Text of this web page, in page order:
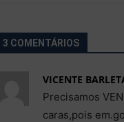
3 COMENTÁRIOS
VICENTE
Precisamos
caras,pois